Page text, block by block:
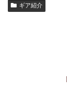
ギア紹介